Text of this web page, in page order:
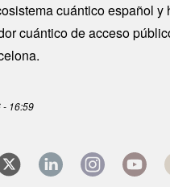
cuántico español y
cuántico de acceso
- 16:59